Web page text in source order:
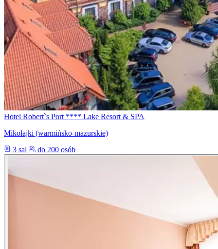
Hotel Robert`s Port **** Lake Resort & SPA
Mikołajki (warmińsko-mazurskie)
3 sal
do 200 osób